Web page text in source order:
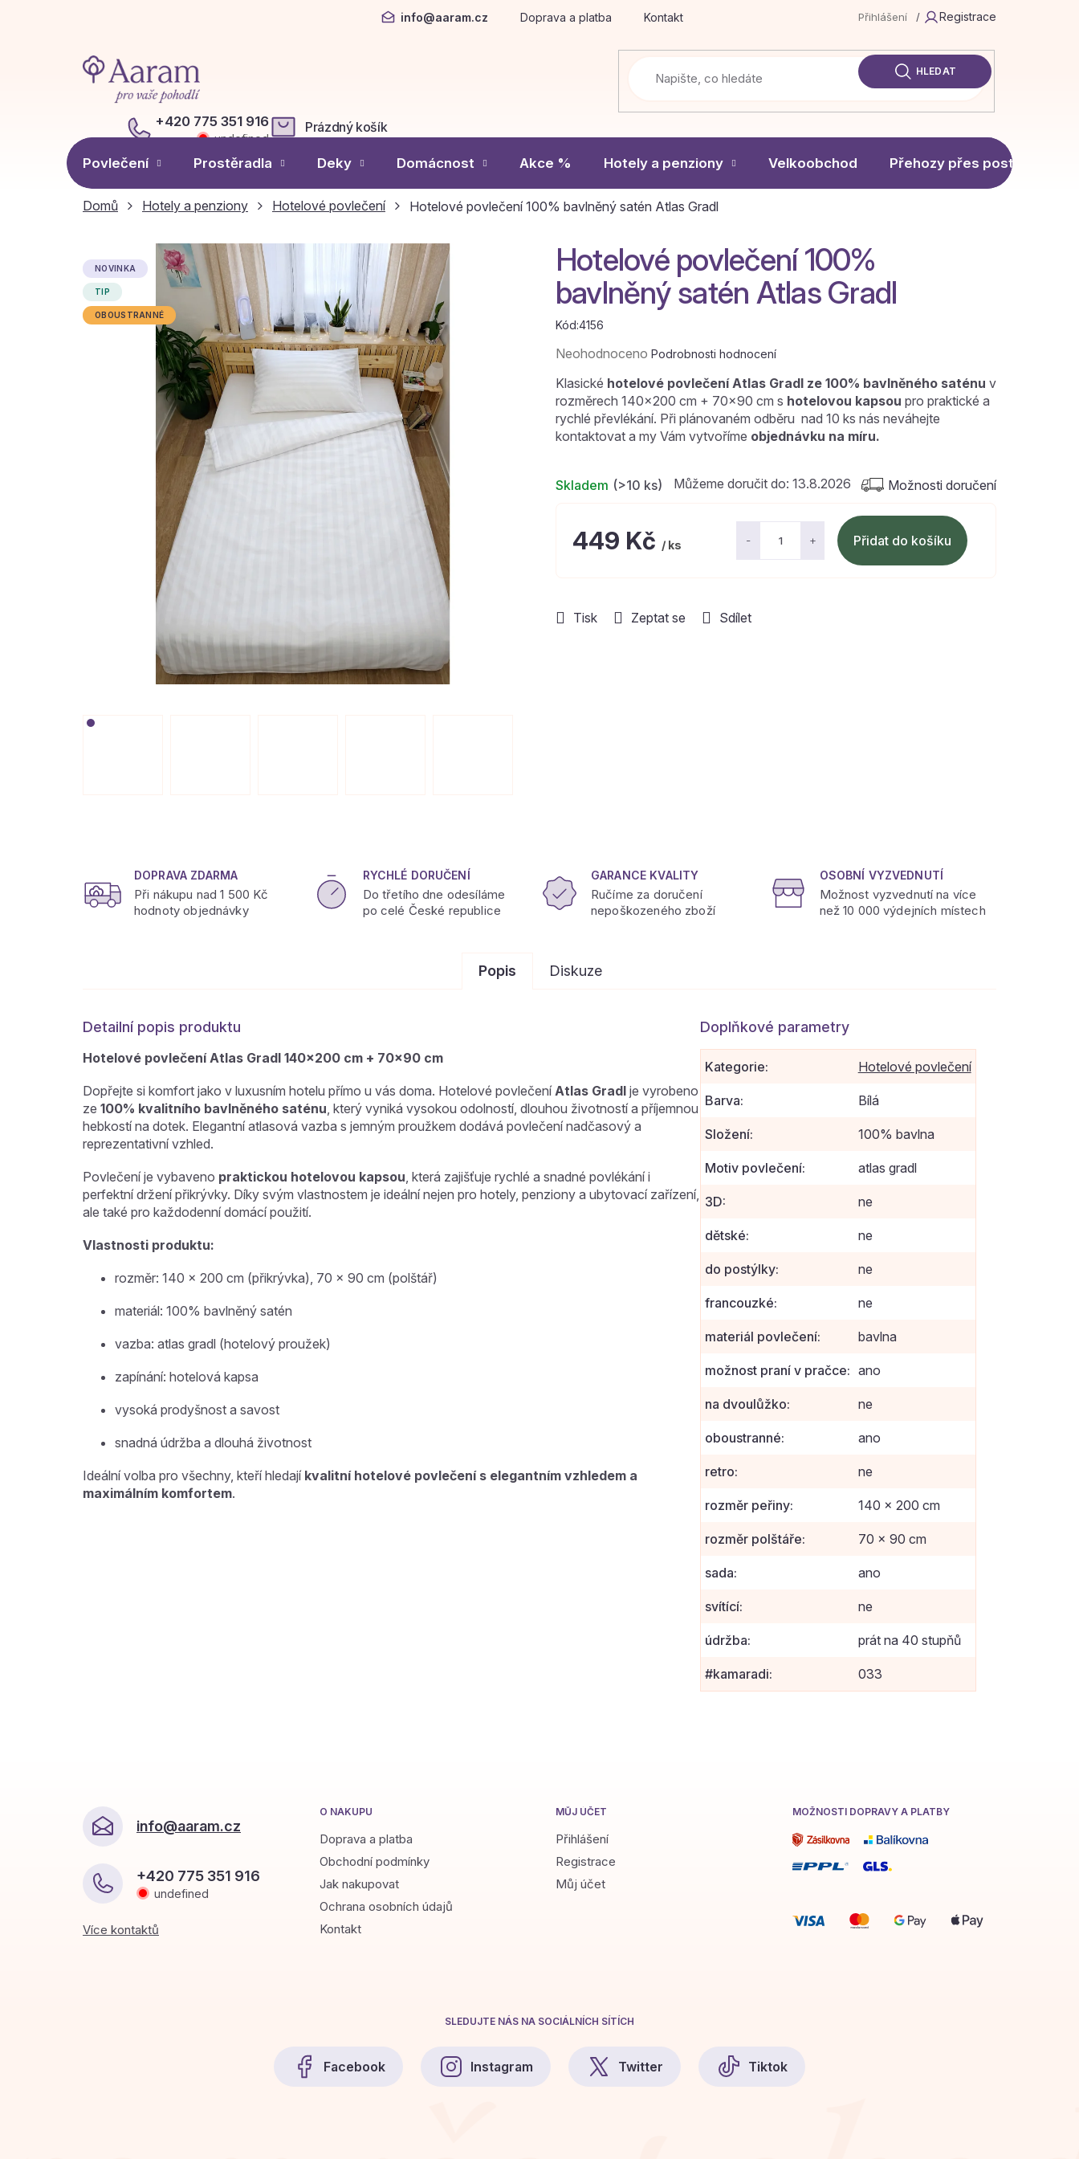
info@aaram.cz Doprava a platba Kontakt Přihlášení / Registrace
HLEDAT
+420 775 351 916
undefined
NÁKUPNÍ
KOŠÍK
Prázdný košík
Povlečení Prostěradla Deky Domácnost Akce % Hotely a penziony Velkoobchod Přehozy přes postel
Domů Hotely a penziony Hotelové povlečení Hotelové povlečení 100% bavlněný satén Atlas Gradl
NOVINKA
TIP
OBOUSTRANNÉ
Klasické hotelové povlečení Atlas Gradl ze 100% bavlněného saténu v
rozměrech 140x200 cm + 70x90 cm s hotelovou kapsou pro praktické a
rychlé převlékání. Při plánovaném odběru nad 10 ks nás neváhejte
kontaktovat a my Vám vytvoříme objednávku na míru.
Tisk Zeptat se Sdílet
Hotelové povlečení 100%
bavlněný satén Atlas Gradl
Kód:4156
Průměrné
produktu
je
0,0
z
hvězdiček.
Neohodnoceno Podrobnosti hodnocení
449 Kč / ks Přidat do košíku
Skladem (>10 ks) 13.8.2026 Možnosti doručení
DOPRAVA ZDARMA
Při nákupu nad 1 500 Kč
hodnoty objednávky
RYCHLÉ DORUČENÍ
Do třetího dne odesíláme
po celé České republice
GARANCE KVALITY
Ručíme za doručení
nepoškozeného zboží
OSOBNÍ VYZVEDNUTÍ
Možnost vyzvednutí na více
než 10 000 výdejních místech
Popis Diskuze
Detailní popis produktu
Hotelové povlečení Atlas Gradl 140×200 cm + 70×90 cm
Dopřejte si komfort jako v luxusním hotelu přímo u vás doma. Hotelové povlečeníAtlas Gradl je vyrobeno
ze 100% kvalitního bavlněného saténu, který vyniká vysokou odolností, dlouhou životností a příjemnou
hebkostí na dotek. Elegantní atlasová vazba s jemným proužkem dodává povlečení nadčasový a
reprezentativní vzhled.
Povlečení je vybaveno praktickou hotelovou kapsou, která zajišťuje rychlé a snadné povlékání i
perfektní držení přikrývky. Díky svým vlastnostem je ideální nejen pro hotely, penziony a ubytovací zařízení,
ale také pro každodenní domácí použití.
Vlastnosti produktu:
rozměr: 140 × 200 cm (přikrývka), 70 × 90 cm (polštář)
materiál: 100% bavlněný satén
vazba: atlas gradl (hotelový proužek)
zapínání: hotelová kapsa
vysoká prodyšnost a savost
snadná údržba a dlouhá životnost
Ideální volba pro všechny, kteří hledají kvalitní hotelové povlečení s elegantním vzhledem a
maximálním komfortem.
Doplňkové parametry
Kategorie: Hotelové povlečení
Barva: Bílá
Složení: 100% bavlna
Motiv povlečení: atlas gradl
3D: ne
dětské: ne
do postýlky: ne
francouzké: ne
materiál povlečení: bavlna
možnost praní v pračce: ano
na dvoulůžko: ne
oboustranné: ano
retro: ne
rozměr peřiny: 140 x 200 cm
rozměr polštáře: 70 x 90 cm
sada: ano
svítící: ne
údržba: prát na 40 stupňů
#kamaradi: 033
info@aaram.cz
+420 775 351 916
undefined
Více kontaktů
O NÁKUPU
Doprava a platba
Obchodní podmínky
Jak nakupovat
Ochrana osobních údajů
Kontakt
MŮJ ÚČET
Přihlášení
Registrace
Můj účet
MOŽNOSTI DOPRAVY A PLATBY
SLEDUJTE NÁS NA SOCIÁLNÍCH SÍTÍCH
Facebook Instagram Twitter Tiktok